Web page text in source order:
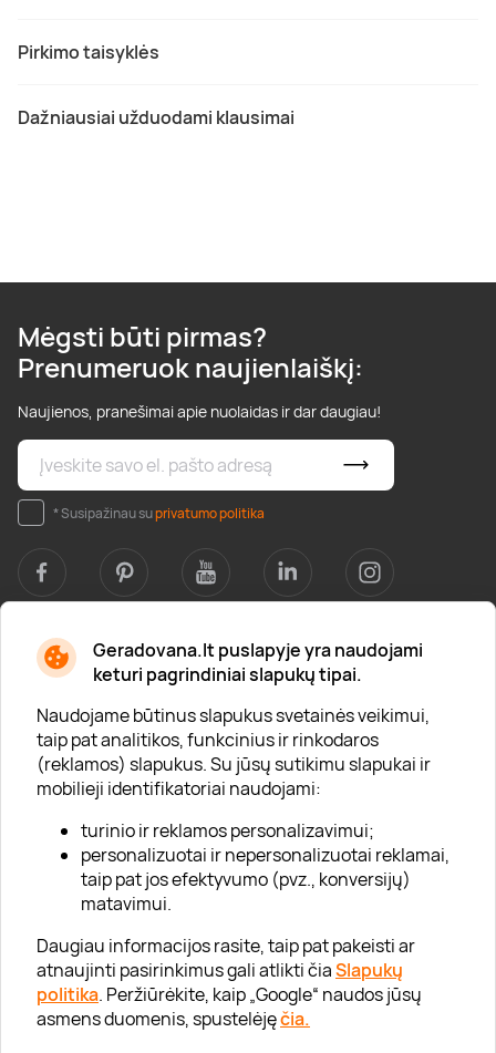
Geradovana.lt puslapyje yra naudojami
keturi pagrindiniai slapukų tipai.
Naudojame būtinus slapukus svetainės veikimui,
taip pat analitikos, funkcinius ir rinkodaros
(reklamos) slapukus. Su jūsų sutikimu slapukai ir
mobilieji identifikatoriai naudojami:
turinio ir reklamos personalizavimui;
personalizuotai ir nepersonalizuotai reklamai,
taip pat jos efektyvumo (pvz., konversijų)
matavimui.
Daugiau informacijos rasite, taip pat pakeisti ar
atnaujinti pasirinkimus gali atlikti čiaSlapukų
politika. Peržiūrėkite, kaip „Google“ naudos jūsų
asmens duomenis, spustelėjęčia.
Pirkimo taisyklės
Dažniausiai užduodami klausimai
Mėgsti būti pirmas?
Prenumeruok naujienlaiškį:
Naujienos, pranešimai apie nuolaidas ir dar daugiau!
* Susipažinau suprivatumo politika
Apie mus
Apie „Gera Dovana“
Lojalumo klubas
Karjera
Visi partneriai
Kontaktai
Tinklaraštis
Informacija